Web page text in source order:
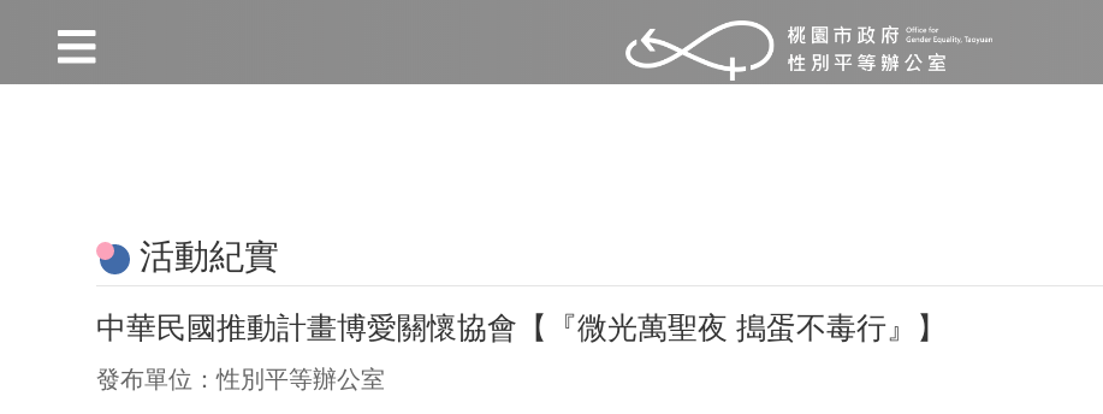
活動紀實
中華民國推動計畫博愛關懷協會【『微光萬聖夜 搗蛋不毒行』】
發布單位：性別平等辦公室